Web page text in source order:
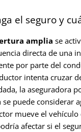
el seguro y
amplia se
directa de una
por parte del
intenta cruzar
la aseguradora
puede considerar
mueve el vehículo
afectar si el